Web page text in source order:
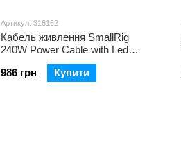
Артикул: 316162
Кабель живлення SmallRig
240W Power Cable with Led
Display (5113)
986 грн
Купити